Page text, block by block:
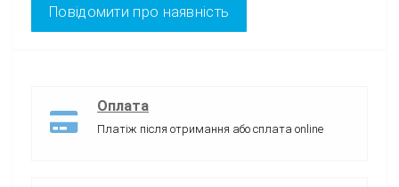
Повідомити про наявність
Оплата
Платіж після отримання або сплата online